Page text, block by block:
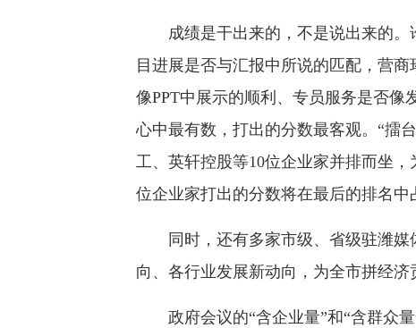
成绩是干出来的，不是说出来的。
目进展是否与汇报中所说的匹配，营
像PPT中展示的顺利、专员服务是否
心中最有数，打出的分数最客观。“擂
工、英轩控股等10位企业家并排而坐
位企业家打出的分数将在最后的排名中
同时，还有多家市级、省级驻潍媒
向、各行业发展新动向，为全市拼经济
政府会议的“含企业量”和“含群众量